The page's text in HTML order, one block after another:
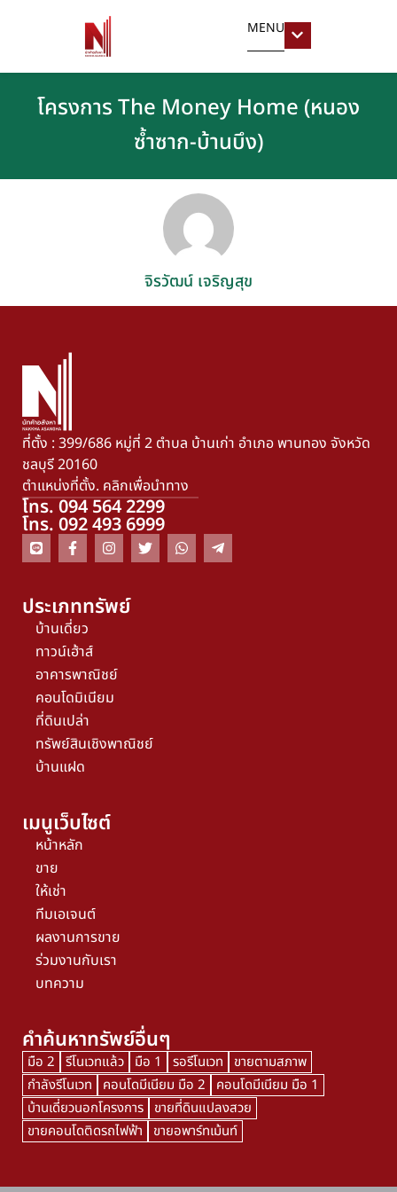
MENU
โครงการ The Money Home (หนอง
ซ้ำซาก-บ้านบึง)
จิรวัฒน์ เจริญสุข
ที่ตั้ง : 399/686 หมู่ที่ 2 ตำบล บ้านเก่า อำเภอ พานทอง จังหวัด
ชลบุรี 20160
ตำแหน่งที่ตั้ง. คลิกเพื่อนำทาง
โทร. 094 564 2299
โทร. 092 493 6999
ประเภททรัพย์
บ้านเดี่ยว
ทาวน์เฮ้าส์
อาคารพาณิชย์
คอนโดมิเนียม
ที่ดินเปล่า
ทรัพย์สินเชิงพาณิชย์
บ้านแฝด
เมนูเว็บไซต์
หน้าหลัก
ขาย
ให้เช่า
ทีมเอเจนต์
ผลงานการขาย
ร่วมงานกับเรา
บทความ
คำค้นหาทรัพย์อื่นๆ
มือ 2 รีโนเวทแล้ว มือ 1 รอรีโนเวท
ขายตามสภาพ
กำลังรีโนเวท
คอนโดมีเนียม มือ 2
คอนโดมีเนียม มือ 1
บ้านเดี่ยวนอกโครงการ ขายที่ดินแปลงสวย
ขายคอนโดติดรถไฟฟ้า
ขายอพาร์ทเม้นท์